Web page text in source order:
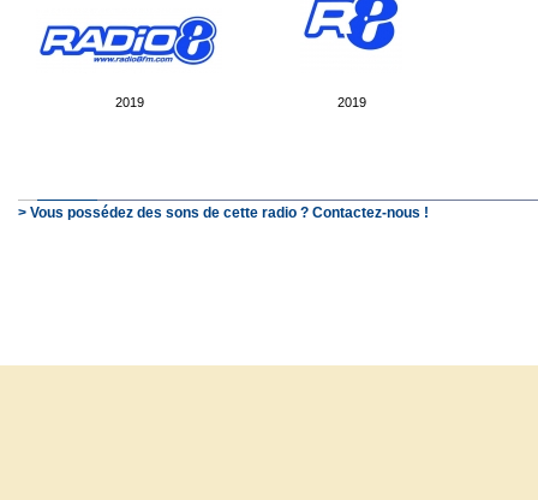
2019 2019
> Vous possédez des sons de cette radio ? Contactez-nous !